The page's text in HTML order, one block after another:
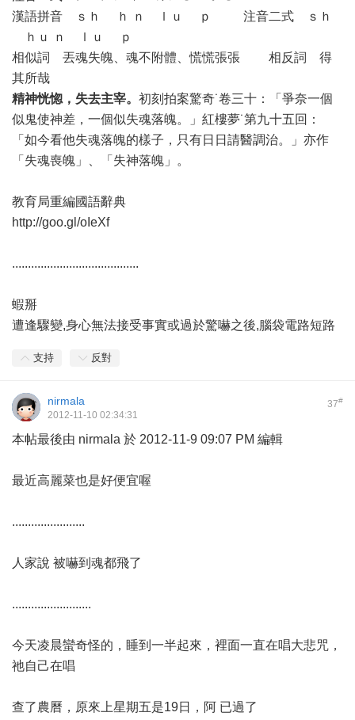
漢語拼音 ｓｈ ｈ ｎ ｌｕ ｐ 注音二式 ｓｈ
ｈｕ ｎ ｌｕ ｐ
相似詞 丟魂失魄、魂不附體、慌慌張張 相反詞 得
其所哉
精神恍惚，失去主宰。 初刻拍案驚奇˙卷三十：「爭奈一個
似鬼使神差，一個似失魂落魄。」紅樓夢˙第九十五回：
「如今看他失魂落魄的樣子，只有日日請醫調治。」亦作
「失魂喪魄」、「失神落魄」。
教育局重編國語辭典
http://goo.gl/oIeXf
........................................
蝦掰
遭逢驟變,身心無法接受事實或過於驚嚇之後,腦袋電路短路
支持 反對
37#
nirmala
2012-11-10 02:34:31
本帖最後由 nirmala 於 2012-11-9 09:07 PM 編輯
最近高麗菜也是好便宜喔
.......................
人家說 被嚇到魂都飛了
.........................
今天凌晨蠻奇怪的，睡到一半起來，裡面一直在唱大悲咒，
祂自己在唱
查了農曆，原來上星期五是19日，阿 已過了